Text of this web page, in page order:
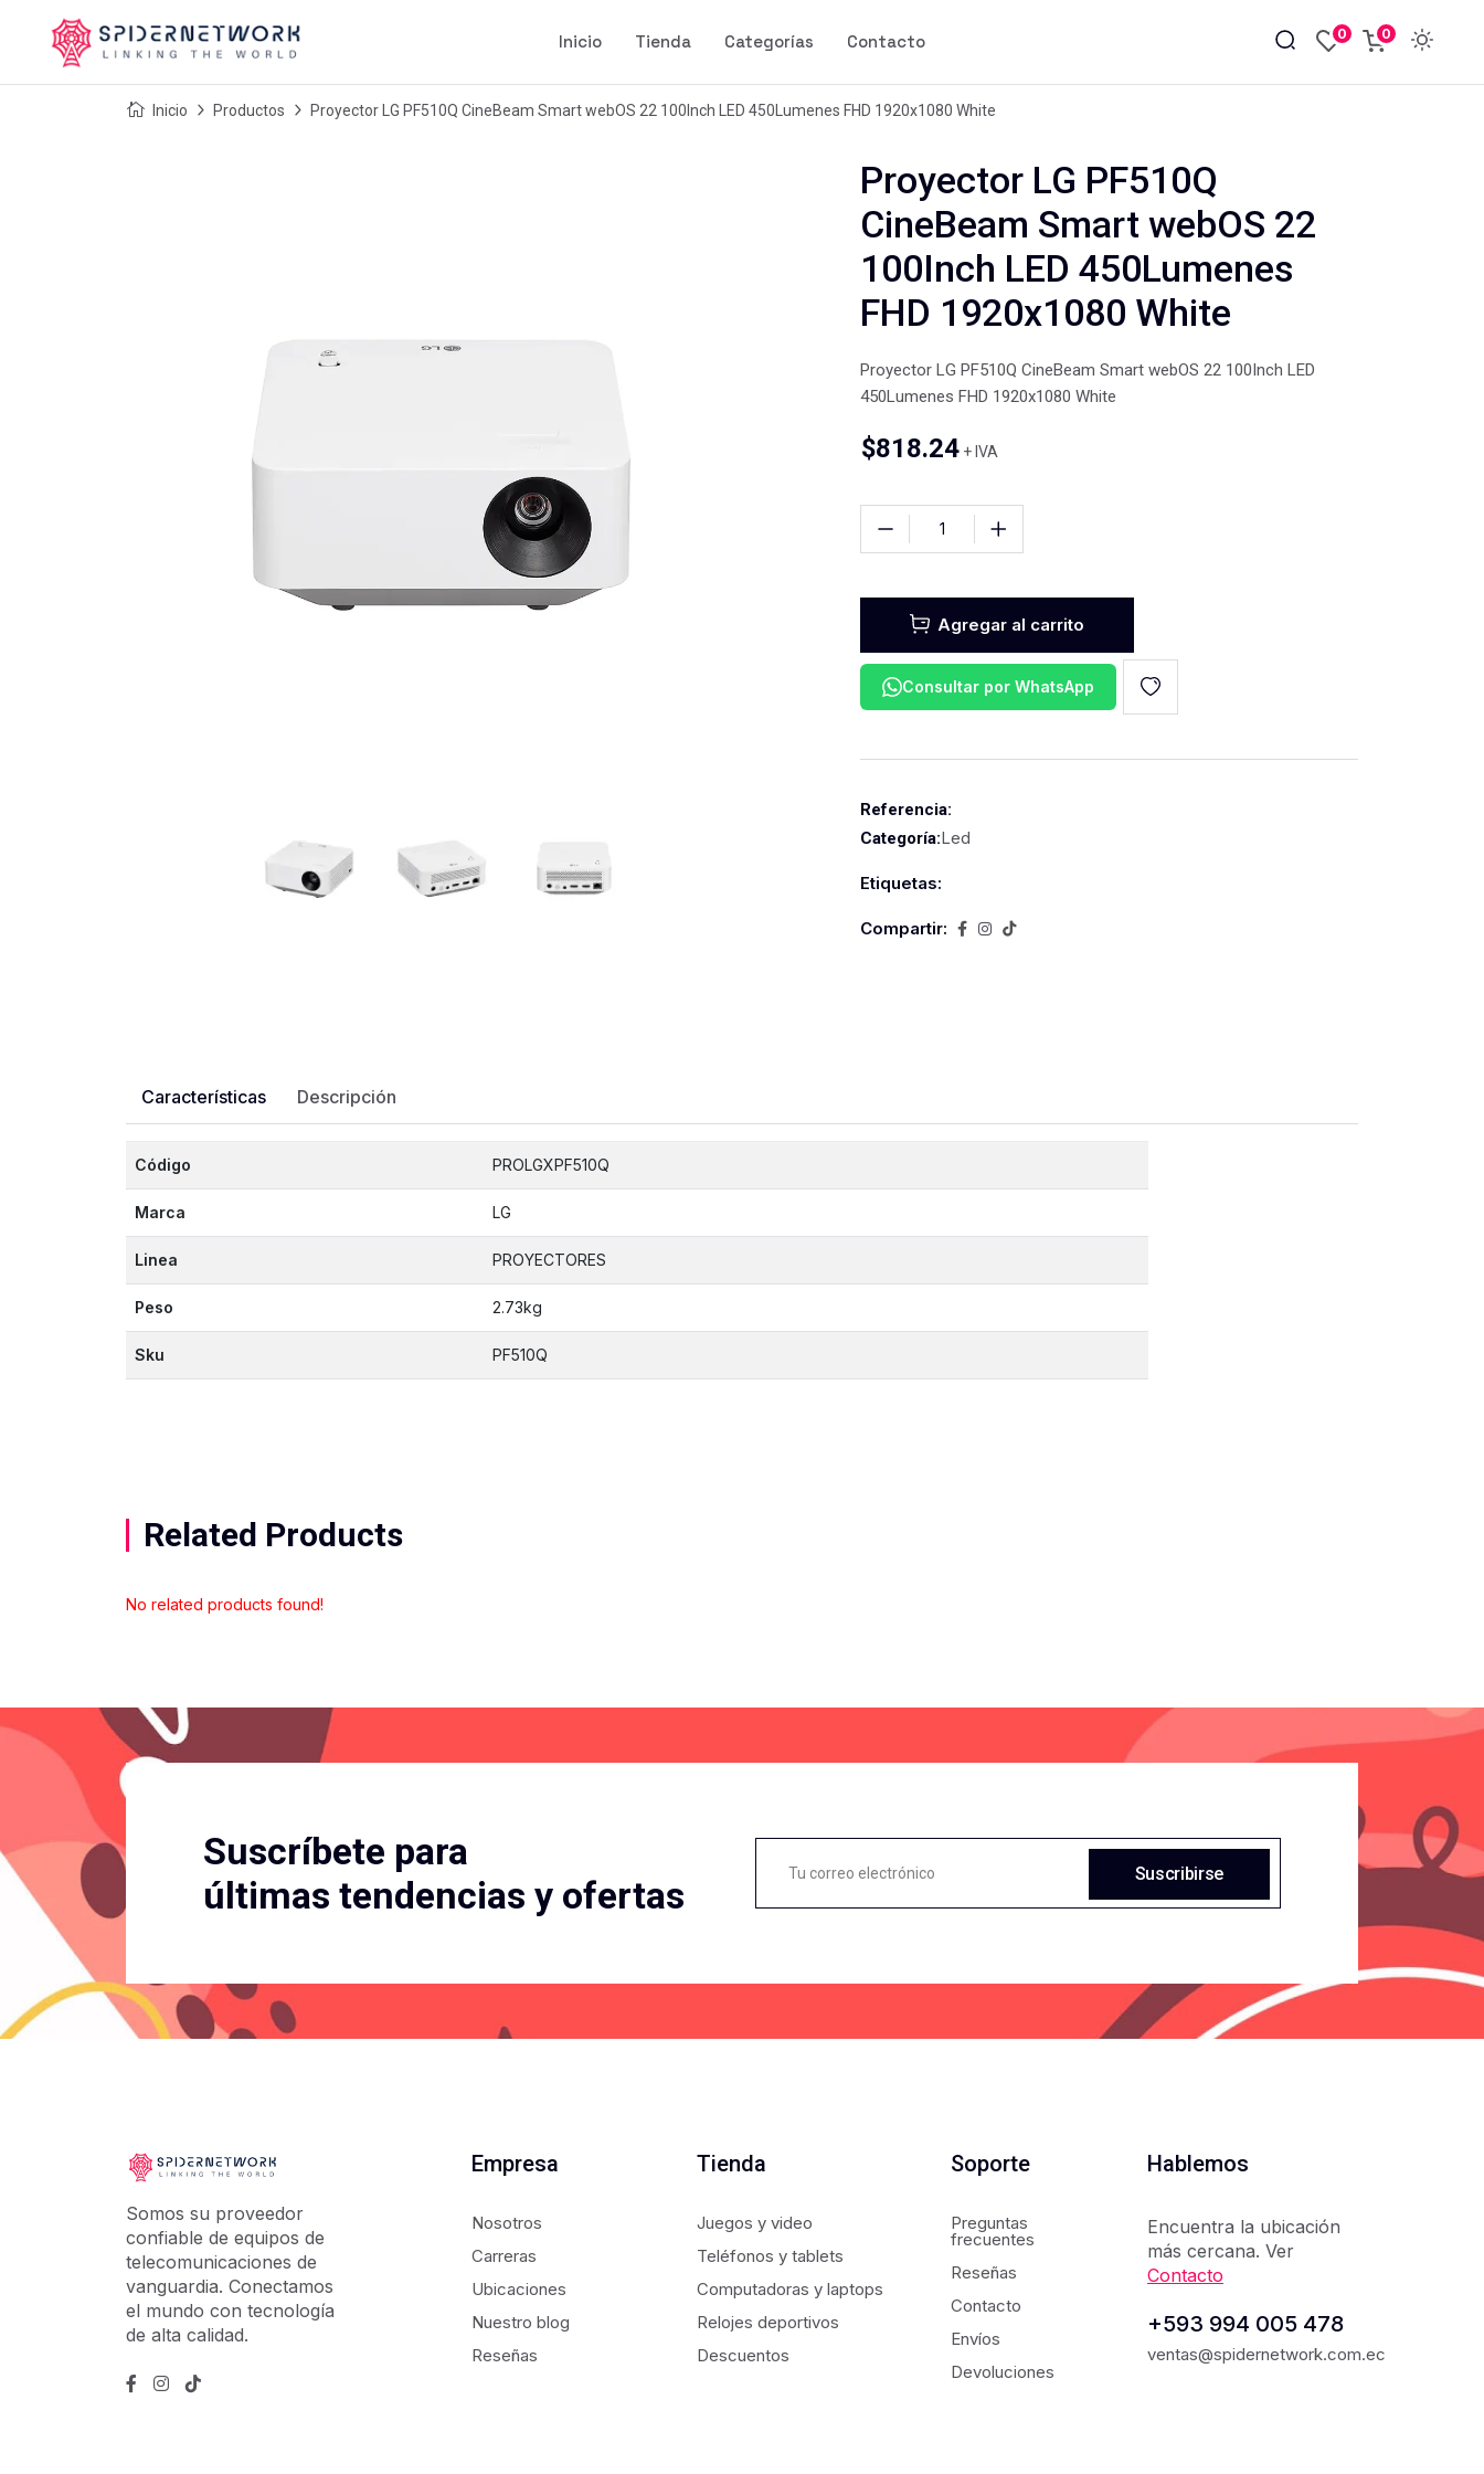
Inicio Tienda Categorías Contacto 0 0
Inicio Productos Proyector LG PF510Q CineBeam Smart webOS 22 100Inch LED 450Lumenes FHD 1920x1080 White
Proyector LG PF510Q
CineBeam Smart webOS 22
100Inch LED 450Lumenes
FHD 1920x1080 White
Proyector LG PF510Q CineBeam Smart webOS 22 100Inch LED
450Lumenes FHD 1920x1080 White
$818.24 + IVA
Agregar al carrito
Consultar por WhatsApp
Referencia:
Categoría:Led
Etiquetas:
Compartir:
Características Descripción
Código PROLGXPF510Q
Marca LG
Linea PROYECTORES
Peso 2.73kg
Sku PF510Q
Related Products
No related products found!
Suscríbete para
últimas tendencias y ofertas
Suscribirse
Somos su proveedor
confiable de equipos de
telecomunicaciones de
vanguardia. Conectamos
el mundo con tecnología
de alta calidad.
Empresa
Nosotros
Carreras
Ubicaciones
Nuestro blog
Reseñas
Tienda
Juegos y video
Teléfonos y tablets
Computadoras y laptops
Relojes deportivos
Descuentos
Soporte
Preguntas
frecuentes
Reseñas
Contacto
Envíos
Devoluciones
Hablemos
Encuentra la ubicación
más cercana. Ver
Contacto
+593 994 005 478
ventas@spidernetwork.com.ec